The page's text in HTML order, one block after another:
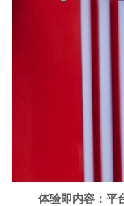
体验即内容：平